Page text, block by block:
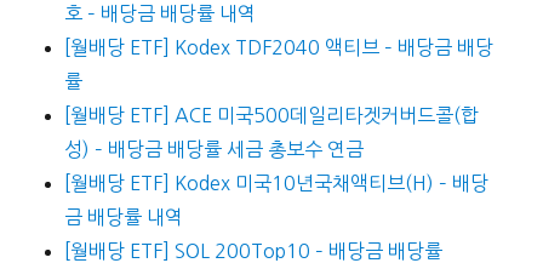
호 – 배당금 배당률 내역
[월배당 ETF] Kodex TDF2040 액티브 – 배당금 배당
률
[월배당 ETF] ACE 미국500데일리타겟커버드콜(합
성) – 배당금 배당률 세금 총보수 연금
[월배당 ETF] Kodex 미국10년국채액티브(H) – 배당
금 배당률 내역
[월배당 ETF] SOL 200Top10 – 배당금 배당률